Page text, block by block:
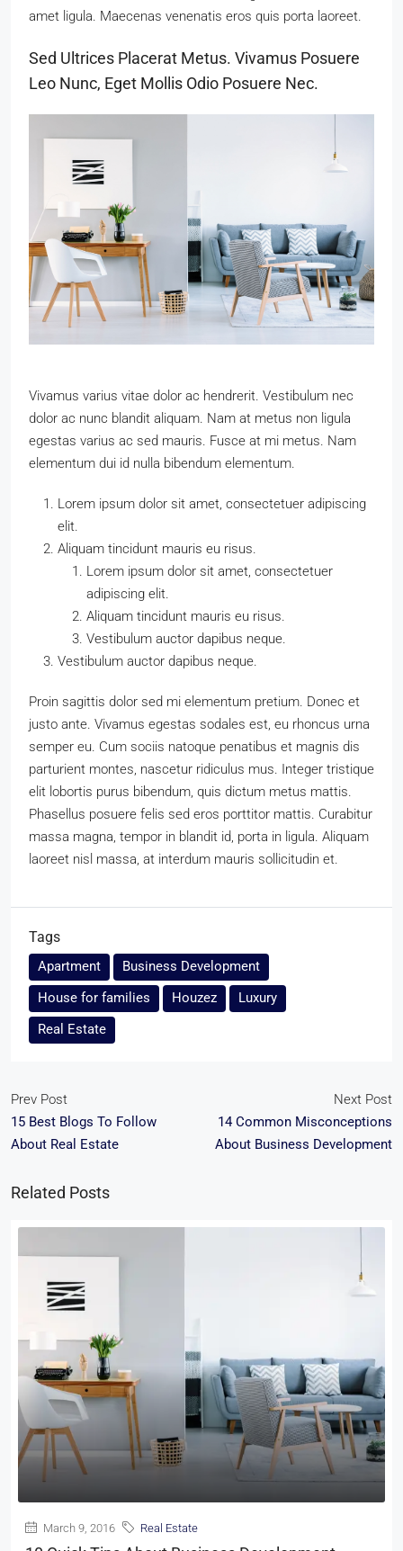
amet ligula. Maecenas venenatis eros quis porta laoreet.
Sed Ultrices Placerat Metus. Vivamus Posuere
Leo Nunc, Eget Mollis Odio Posuere Nec.
Vivamus varius vitae dolor ac hendrerit. Vestibulum nec
dolor ac nunc blandit aliquam. Nam at metus non ligula
egestas varius ac sed mauris. Fusce at mi metus. Nam
elementum dui id nulla bibendum elementum.
Lorem ipsum dolor sit amet, consectetuer adipiscing
elit.
Aliquam tincidunt mauris eu risus.
Lorem ipsum dolor sit amet, consectetuer
adipiscing elit.
Aliquam tincidunt mauris eu risus.
Vestibulum auctor dapibus neque.
Vestibulum auctor dapibus neque.
Proin sagittis dolor sed mi elementum pretium. Donec et
justo ante. Vivamus egestas sodales est, eu rhoncus urna
semper eu. Cum sociis natoque penatibus et magnis dis
parturient montes, nascetur ridiculus mus. Integer tristique
elit lobortis purus bibendum, quis dictum metus mattis.
Phasellus posuere felis sed eros porttitor mattis. Curabitur
massa magna, tempor in blandit id, porta in ligula. Aliquam
laoreet nisl massa, at interdum mauris sollicitudin et.
Tags
Apartment
Business Development
House for families
Houzez
Luxury
Real Estate
Prev Post
15 Best Blogs To Follow
About Real Estate
Next Post
14 Common Misconceptions
About Business Development
Related Posts
March 9, 2016 Real Estate